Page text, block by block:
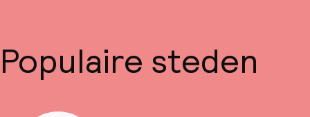
Populaire steden